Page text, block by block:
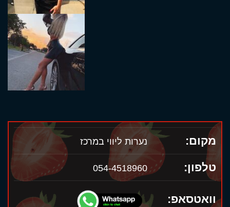
מקום: נערות ליווי במרכז
טלפון: 054-4518960
וואטסאפ: